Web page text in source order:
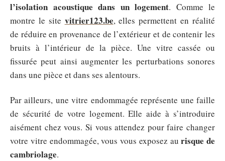
l’isolation acoustique dans un logement. Comme le
montre le site vitrier123.be, elles permettent en réalité
de réduire en provenance de l’extérieur et de contenir les
bruits à l’intérieur de la pièce. Une vitre cassée ou
fissurée peut ainsi augmenter les perturbations sonores
dans une pièce et dans ses alentours.
Par ailleurs, une vitre endommagée représente une faille
de sécurité de votre logement. Elle aide à s’introduire
aisément chez vous. Si vous attendez pour faire changer
votre vitre endommagée, vous vous exposez aurisque de
cambriolage.